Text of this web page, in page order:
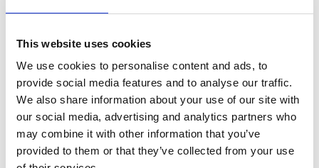
This website uses cookies
We use cookies to personalise content and ads, to
provide social media features and to analyse our traffic.
We also share information about your use of our site with
our social media, advertising and analytics partners who
may combine it with other information that you’ve
provided to them or that they’ve collected from your use
, 5152 WJ Drunen